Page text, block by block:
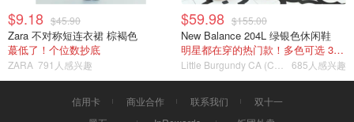
$9.18 $45.90
Zara 不对称短连衣裙 棕褐色
蕞低了！个位数抄底
ZARA 791人感兴趣
$59.98 $155.00
New Balance 204L 绿银色休闲鞋
明星都在穿的热门款！多色可选 3.8折
685人感兴趣
信用卡 商业合作 联系我们
双十一